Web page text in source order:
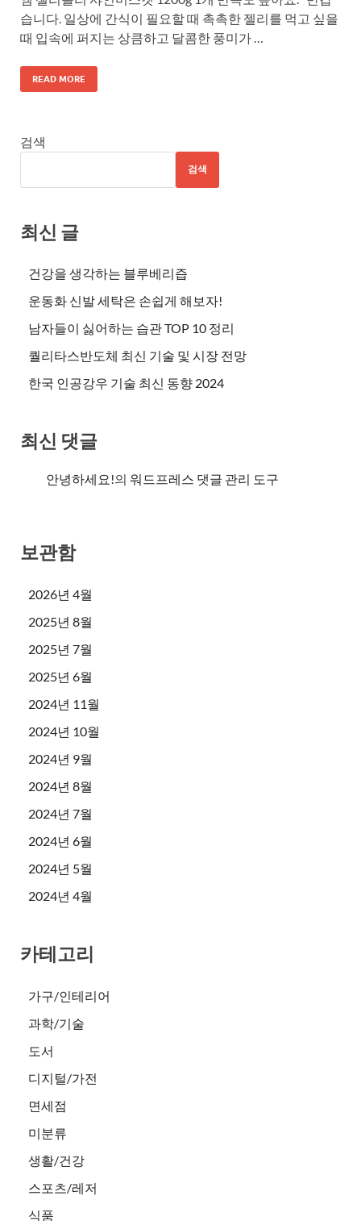
습니다. 일상에 간식이 필요할 때 촉촉한 젤리를 먹고 싶을
때 입속에 퍼지는 상큼하고 달콤한 풍미가 …
READ MORE
검색
검색
최신 글
건강을 생각하는 블루베리즙
운동화 신발 세탁은 손쉽게 해보자!
남자들이 싫어하는 습관 TOP 10 정리
퀄리타스반도체 최신 기술 및 시장 전망
한국 인공강우 기술 최신 동향 2024
최신 댓글
안녕하세요!의 워드프레스 댓글 관리 도구
보관함
2026년 4월
2025년 8월
2025년 7월
2025년 6월
2024년 11월
2024년 10월
2024년 9월
2024년 8월
2024년 7월
2024년 6월
2024년 5월
2024년 4월
카테고리
가구/인테리어
과학/기술
도서
디지털/가전
면세점
미분류
생활/건강
스포츠/레저
식품